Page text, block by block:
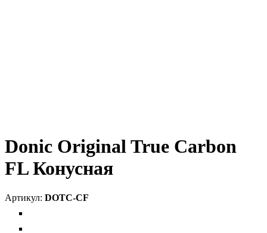
Donic Original True Carbon
FL Конусная
DOTC-CF